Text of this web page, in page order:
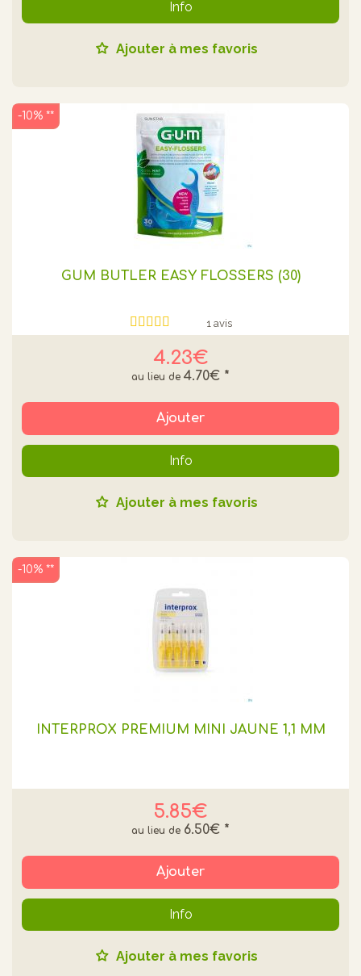
Info
Ajouter à mes favoris
GUM BUTLER EASY FLOSSERS (30)
1 avis
4.23€
4.70€ *
-10% **
Ajouter
Info
Ajouter à mes favoris
INTERPROX PREMIUM MINI JAUNE 1,1 MM
5.85€
6.50€ *
-10% **
Ajouter
Info
Ajouter à mes favoris